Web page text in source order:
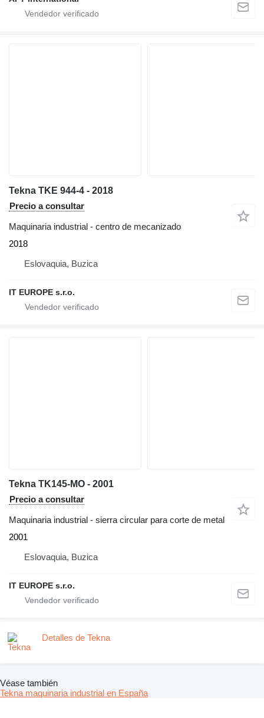
Tekna TKE 944-4 - 2018
Precio a consultar
Maquinaria industrial - centro de mecanizado
2018
Eslovaquia, Buzica
IT EUROPE s.r.o.
Tekna TK145-MO - 2001
Precio a consultar
Maquinaria industrial - sierra circular para corte de metal
2001
Eslovaquia, Buzica
IT EUROPE s.r.o.
Detalles de Tekna
Véase también
Tekna maquinaria industrial en España